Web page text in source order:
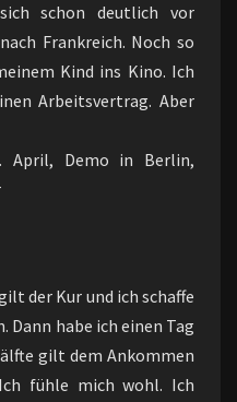
schon deutlich vor
Frankreich. Noch so
Kind ins Kino. Ich
Arbeitsvertrag. Aber
April, Demo in Berlin,
der Kur und ich schaffe
habe ich einen Tag
gilt dem Ankommen
fühle mich wohl. Ich